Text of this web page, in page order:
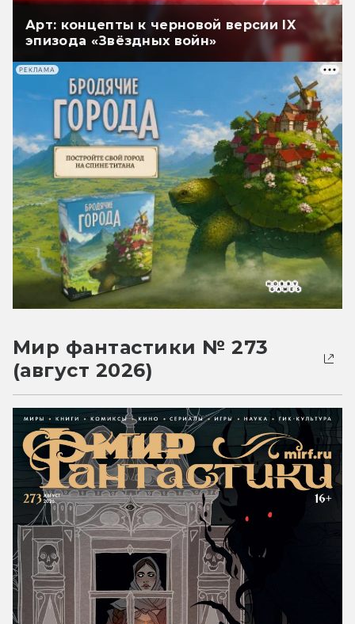
Арт: концепты к черновой версии IX
эпизода «Звёздных войн»
РЕКЛАМА
Мир фантастики № 273
(август 2026)